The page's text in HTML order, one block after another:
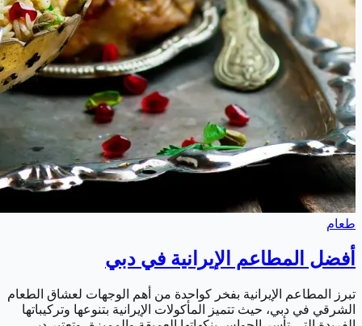
طعام
أفضل المطاعم الإيرانية في دبي
تبرز المطاعم الإيرانية بفخر كواحدة من أهم الوجهات لعشاق الطعام
الشرقي في دبي، حيث تتميز المأكولات الإيرانية بتنوعها وتركيباتها